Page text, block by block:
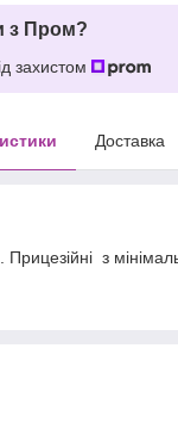
з Пром?
захистом
Доставка
з